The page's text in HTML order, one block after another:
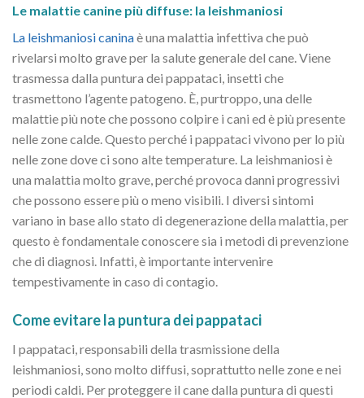
Le malattie canine più diffuse: la leishmaniosi
La leishmaniosi caninaè una malattia infettiva che può
rivelarsi molto grave per la salute generale del cane. Viene
trasmessa dalla puntura dei pappataci, insetti che
trasmettono l’agente patogeno. È, purtroppo, una delle
malattie più note che possono colpire i cani ed è più presente
nelle zone calde. Questo perché i pappataci vivono per lo più
nelle zone dove ci sono alte temperature. La leishmaniosi è
una malattia molto grave, perché provoca danni progressivi
che possono essere più o meno visibili. I diversi sintomi
variano in base allo stato di degenerazione della malattia, per
questo è fondamentale conoscere sia i metodi di prevenzione
che di diagnosi. Infatti, è importante intervenire
tempestivamente in caso di contagio.
Come evitare la puntura dei pappataci
I pappataci, responsabili della trasmissione della
leishmaniosi, sono molto diffusi, soprattutto nelle zone e nei
periodi caldi. Per proteggere il cane dalla puntura di questi